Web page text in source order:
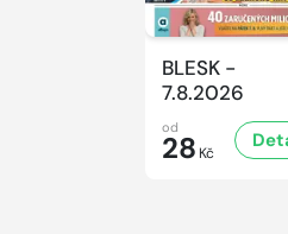
BLESK -
7.8.2026
od
28 Kč